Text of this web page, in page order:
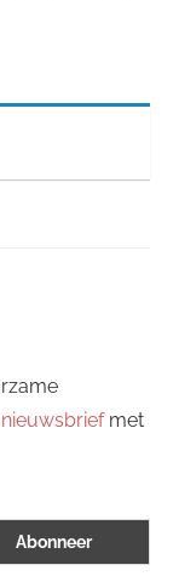
nieuwsbriefmet